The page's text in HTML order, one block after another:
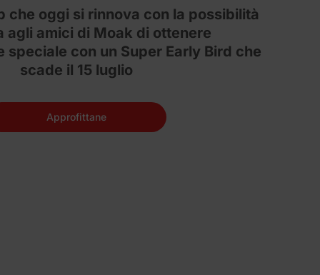
che oggi si rinnova con la possibilità
agli amici di Moak di ottenere
speciale con un Super Early Bird che
scade il 15 luglio
Approfittane